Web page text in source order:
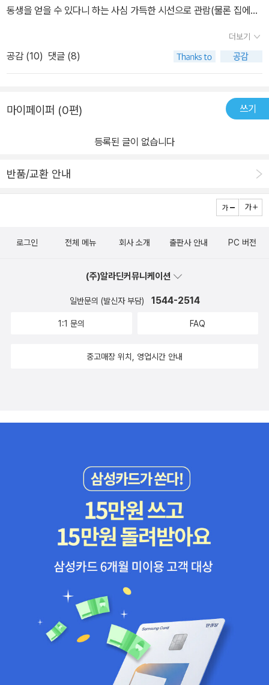
동생을 얻을 수 있다니 하는 사심 가득한 시선으로 관람(물론 집에서)
다. 껑충 큰 키(170cm가 넘는다지)에 단발머리. 때론 성별을
혼란하게 만드는 그녀의 외모.영화 속에서는 대사처럼 박아넣은 진심
을 간파한 관객이라면 웃지않고 베길수 없다. '오노데라 요리코 40세
화에서(물론 그녀의 영화를 모두 본건 아니다)한결같은 머리를 고수
나미 양장점의 비밀> (이 머리는 커트라고 해야할까 ㅡㅡ;;;) 이 영
우애와외모 컴플렉스에 빠진 누나 요리코 그리고첫 사랑에 실패해 사
남동생 오노데라 스스무는 조향사다. 새로운 향을 개발하는 일이 주
가장 좋아하는 냄새는갓 지어진 밥 냄새를 맡는 일이다. 누나 오노데
이빨에 신경이 쓰여 늘 입을 가리고 웃는다. 사가네 안경점에서 일하
고 있으며 영업을 오는 아사노 아키라를 짝사랑 하고 있지만자신의
못 배송 온 편지 한 통.누나는 직접 전해주자며 스스무와 함께 우편 배
나게 된다. 스스무가 조향사라는 사실을 알게된 카오루는 자신의 그
친절한 아키라가 무엇이든 괜찮다 좋다며 자신감을 주는 이야기에 요
리코는 자신의 마음을 더 이상 숨길 수 없음을 느끼는데... 과연 이 남
한 남동생이 늘 걱정인 누나는 <실연을 이기는 스무가지 방법>이라
는 책을 읽고 실행할 정도로 남동생을 아낀다. 또 어린시절 친구들이
많은 놀림에도 동생이 골라준 큰 도시락만 가지고 다녔다. 신경이 죽
까봐 앞 이빨을 치료하지 않았다. 남동생 역시 누나에 대한 애정이 남
다르다. 어린 시절 부모님을 대신해 자신을 보살펴주고 앞 이빨의 신
경이 죽어 늘 입을 가리고 웃는 모습이 마음이 아팠으며 그런 외모 때
문에 연애 한번 못해 본 일에 늘상 미안하기만 하다. 스스무가 사랑했
던 연인 요시미가 누나와 함께 살고 있는 것을 못 마땅하게 생각하며
떠났을때도 차마 잡을 수 없었던 아픔이 있기에 이 남매의 속사정을
더보기
공감 (10) 댓글 (8)
마이페이퍼 (0편) 쓰기
등록된 글이 없습니다
반품/교환 안내
로그인 전체 메뉴 회사 소개 출판사 안내 PC 버전
(주)알라딘커뮤니케이션
일반문의 (발신자 부담) 1544-2514
1:1 문의 FAQ
중고매장 위치, 영업시간 안내